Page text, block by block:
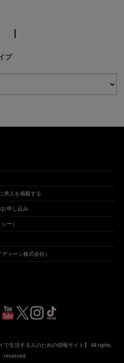
ブ
求人を掲載する
お申し込み
ー）
ィーン株式会社）
で生活する人のための情報サイト】
All rights
reserved.